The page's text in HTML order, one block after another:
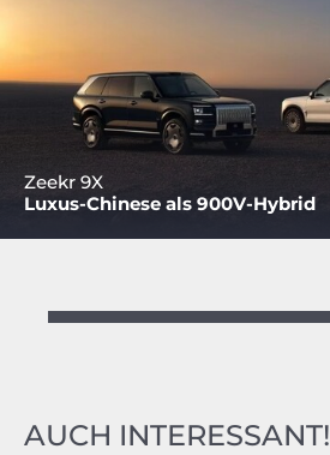
Zeekr 9X
Luxus-Chinese als 900V-Hybrid
AUCH INTERESSANT!